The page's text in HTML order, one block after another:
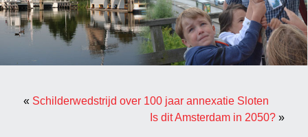
« Schilderwedstrijd over 100 jaar annexatie Sloten
Is dit Amsterdam in 2050?»